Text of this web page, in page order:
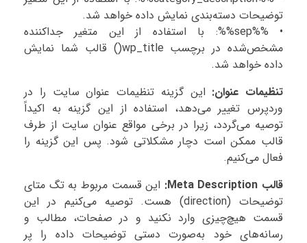
توضیحات دسته‌بندی نمایش داده خواهد شد.
• %%sep%%: با استفاده از این متغیر جداکننده
مشخص‌شده در برچسب wp_title() قالب شما نمایش
داده خواهد شد.
تنظیمات عنوان: این گزینه تنظیمات عنوان سایت را در
وردپرس تغییر می‌دهد، استفاده از این گزینه به اکیداً
توصیه می‌گردد، زیرا در برخی مواقع عنوان سایت از طرف
قالب ممکن است دچار مشکلاتی شود. پس این گزینه را
فعال می‌کنیم.
قالب Meta Description:
این قسمت مربوط به تگ متای
توضیحات (direction) هست. توصیه می‌کنیم در این
قسمت هیچ‌چیزی وارد نکنید و در صفحات، مطالب و
رسانه‌های خود به‌صورت دستی توضیحات داده را پر